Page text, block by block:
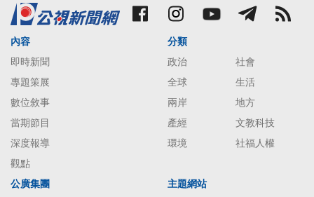
內容
即時新聞
專題策展
數位敘事
當期節目
深度報導
觀點
分類
政治
社會
全球
生活
兩岸
地方
產經
文教科技
環境
社福人權
公廣集團
主題網站